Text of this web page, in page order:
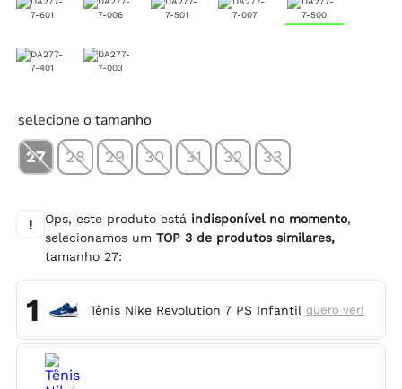
selecione o tamanho
27 28 29 30 31 32 33
! Ops, este produto está indisponível no momento,
selecionamos umTOP3 de produtos similares,
tamanho 27:
1 Tênis Nike Revolution 7 PS Infantil quero ver!